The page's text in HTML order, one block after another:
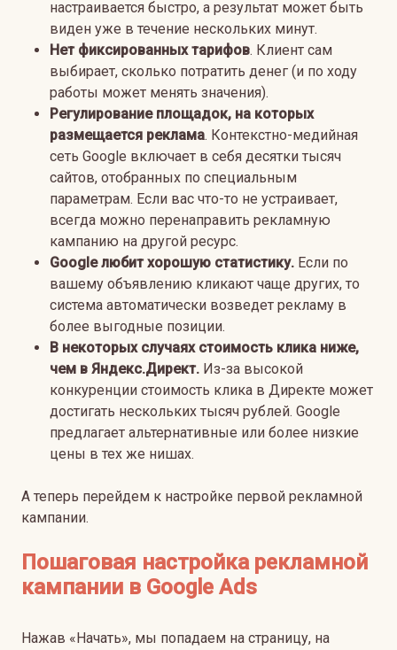
настраивается быстро, а результат может быть
виден уже в течение нескольких минут.
Нет фиксированных тарифов. Клиент сам
выбирает, сколько потратить денег (и по ходу
работы может менять значения).
Регулирование площадок, на которых
размещается реклама. Контекстно-медийная
сеть Google включает в себя десятки тысяч
сайтов, отобранных по специальным
параметрам. Если вас что-то не устраивает,
всегда можно перенаправить рекламную
кампанию на другой ресурс.
Google любит хорошую статистику. Если по
вашему объявлению кликают чаще других, то
система автоматически возведет рекламу в
более выгодные позиции.
В некоторых случаях стоимость клика ниже,
чем в Яндекс.Директ. Из-за высокой
конкуренции стоимость клика в Директе может
достигать нескольких тысяч рублей. Google
предлагает альтернативные или более низкие
цены в тех же нишах.
А теперь перейдем к настройке первой рекламной
кампании.
Пошаговая настройка рекламной
кампании в Google Ads
Нажав «Начать», мы попадаем на страницу, на